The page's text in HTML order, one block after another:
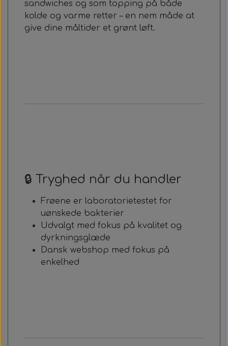
sandwiches og som topping på både
kolde og varme retter – en nem måde at
give dine måltider et grønt løft.
🔒 Tryghed når du handler
Frøene er laboratorietestet for
uønskede bakterier
Udvalgt med fokus på kvalitet og
dyrkningsglæde
Dansk webshop med fokus på
enkelhed